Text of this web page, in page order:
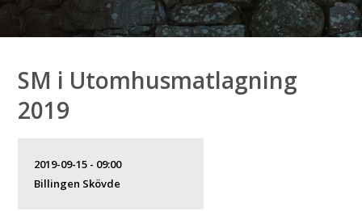
SM i Utomhusmatlagning
2019
2019-09-15 - 09:00
Billingen Skövde